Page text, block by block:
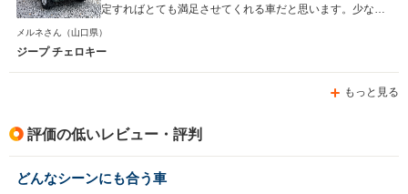
定すればとても満足させてくれる車だと思います。少なく
メルネさん （山口県）
ジープ チェロキー
もっと見る
評価の低いレビュー・評判
どんなシーンにも合う車